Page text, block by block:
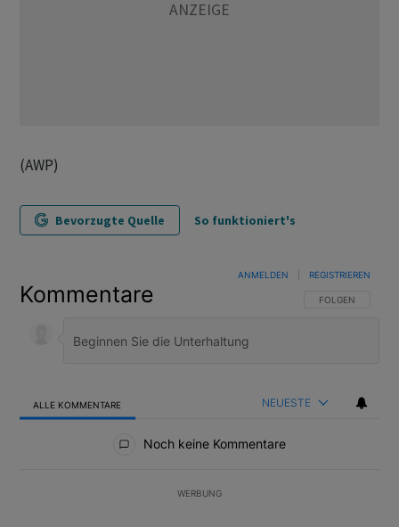
(AWP)
Bevorzugte Quelle So funktioniert's
Kommentare FOLGE DIESER
FOLGEN
ANMELDEN REGISTRIEREN
ALLE KOMMENTARE NEUESTE
Noch keine Kommentare
WERBUNG